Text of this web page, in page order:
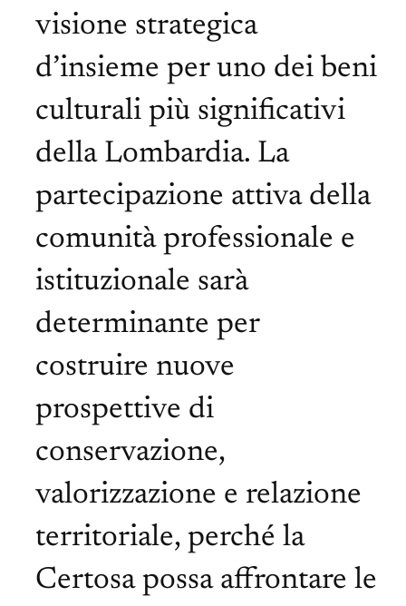
visione strategica
d’insieme per uno dei beni
culturali più significativi
della Lombardia. La
partecipazione attiva della
comunità professionale e
istituzionale sarà
determinante per
costruire nuove
prospettive di
conservazione,
valorizzazione e relazione
territoriale, perché la
Certosa possa affrontare le